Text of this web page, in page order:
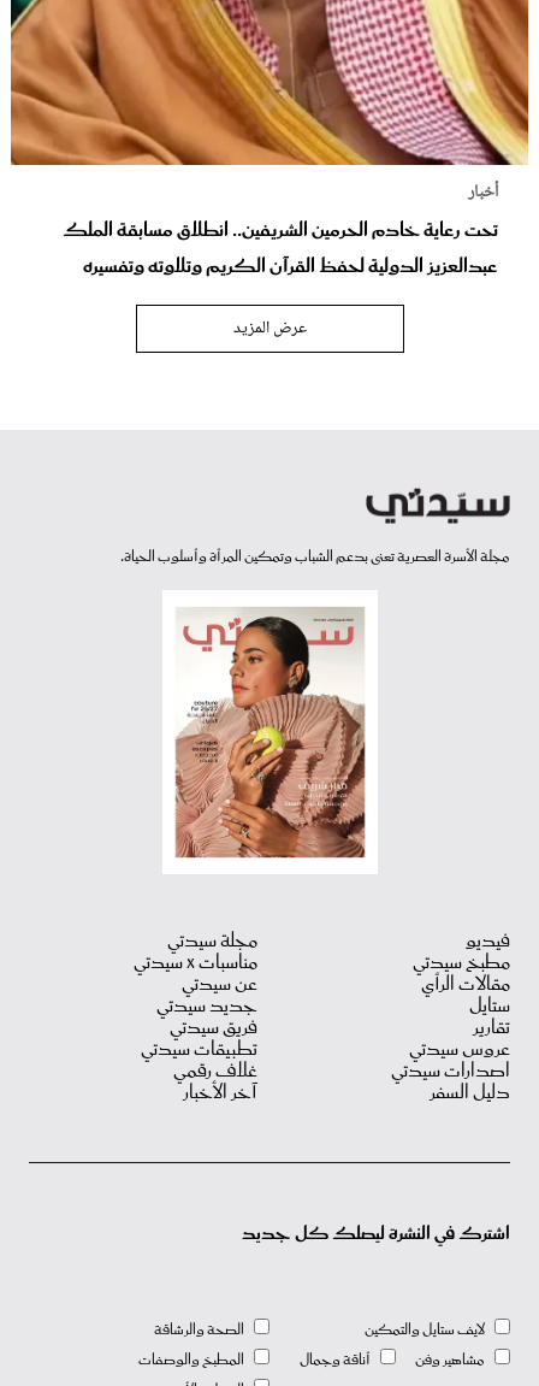
أخبار
تحت رعاية خادم الحرمين الشريفين.. انطلاق مسابقة الملك
عبدالعزيز الدولية لحفظ القرآن الكريم وتلاوته وتفسيره
عرض المزيد
مجلة الأسرة العصرية تعنى بدعم الشباب وتمكين المرأة وأسلوب الحياة.
فيديو
مطبخ سيدتي
مقالات الرأي
ستايل
تقارير
عروس سيدتي
اصدارات سيدتي
دليل السفر
مجلة سيدتي
مناسبات X سيدتي
عن سيدتي
جديد سيدتي
فريق سيدتي
تطبيقات سيدتي
غلاف رقمي
آخر الأخبار
اشترك في النشرة ليصلك كل جديد
لايف ستايل والتمكين
مشاهير وفن
أناقة وجمال
الصحة والرشاقة
المطبخ والوصفات